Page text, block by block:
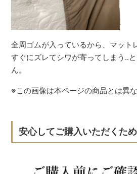
全周ゴムが入っているから、マット
すぐにズレてシワが寄ってしまう..
ん。
※この画像は本ページの商品とは異な
安心してご購入いただくた